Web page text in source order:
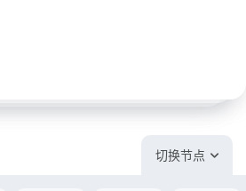
切换节点